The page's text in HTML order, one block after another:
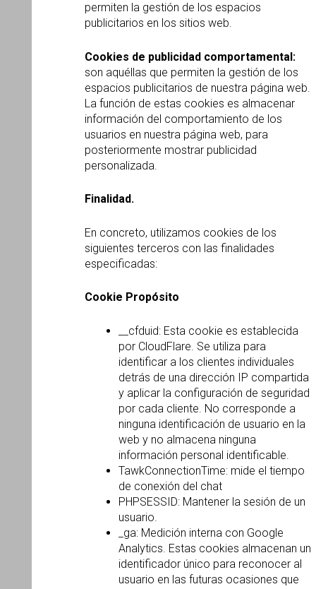
permiten la gestión de los espacios
publicitarios en los sitios web.
Cookies de publicidad comportamental:
son aquéllas que permiten la gestión de los
espacios publicitarios de nuestra página web.
La función de estas cookies es almacenar
información del comportamiento de los
usuarios en nuestra página web, para
posteriormente mostrar publicidad
personalizada.
Finalidad.
En concreto, utilizamos cookies de los
siguientes terceros con las finalidades
especificadas:
Cookie Propósito
__cfduid: Esta cookie es establecida
por CloudFlare. Se utiliza para
identificar a los clientes individuales
detrás de una dirección IP compartida
y aplicar la configuración de seguridad
por cada cliente. No corresponde a
ninguna identificación de usuario en la
web y no almacena ninguna
información personal identificable.
TawkConnectionTime: mide el tiempo
de conexión del chat
PHPSESSID: Mantener la sesión de un
usuario.
_ga: Medición interna con Google
Analytics. Estas cookies almacenan un
identificador único para reconocer al
usuario en las futuras ocasiones que